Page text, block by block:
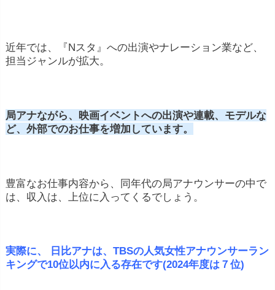
近年では、『Nスタ』への出演やナレーション業など、
担当ジャンルが拡大。
局アナながら、映画イベントへの出演や連載、モデルな
ど、外部でのお仕事を増加しています。
豊富なお仕事内容から、同年代の局アナウンサーの中で
は、収入は、上位に入ってくるでしょう。
実際に、 日比アナは、TBSの人気女性アナウンサーラン
キングで10位以内に入る存在です(2024年度は７位)